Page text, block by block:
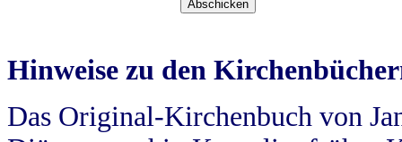
Hinweise zu den
Das Original-Kirchenbuch von